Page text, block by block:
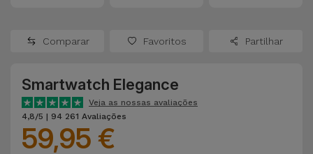
Dyson
TCL
tudo
e Colunas
Smartwatches
e Braceletes
Correntes
Comparar Favoritos Partilhar
Smartwatch Elegance
Veja as nossas avaliações
4,8/5 | 94 261 Avaliações
59,95 €